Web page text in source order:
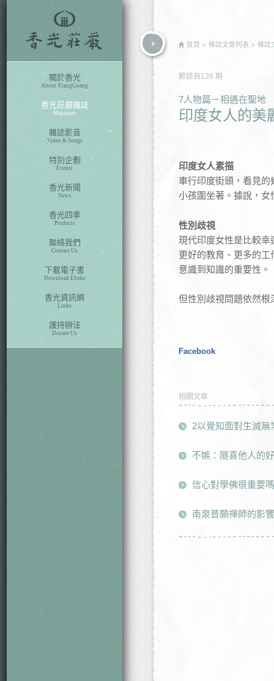
關於香光
About XiangGuang
香光莊嚴雜誌
Magazine
雜誌影音
Video & Songs
特別企劃
Events
香光新聞
News
香光四季
Products
聯絡我們
Contact Us
下載電子書
Download Eboks
香光資訊網
Links
護持辦法
Donate Us
首頁 雜誌文章列表 雜誌
節錄自 126 期
7人物篇－相遇在聖地
印度女人的美
印度女人素描
車行印度街頭，看見
小孩圍坐著。據說，
性別歧視
現代印度女性是比較
更好的教育、更多的
意識到知識的重要性。
但性別歧視問題依然
Facebook
相關文章
2以覺知面對生滅無
不嫉：隨喜他人的好
信心對學佛很重要
南泉普願禪師的影響